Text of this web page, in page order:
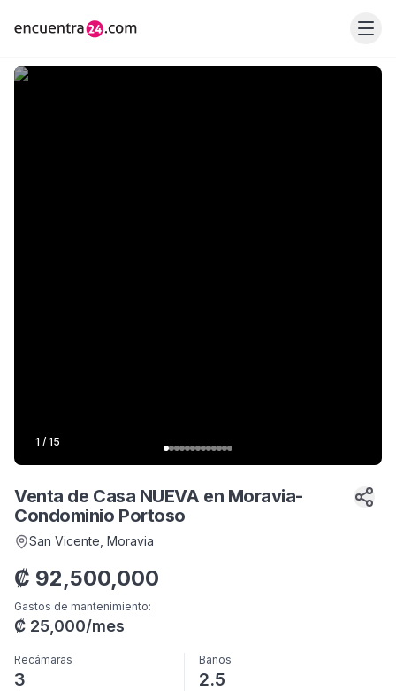
1 / 15
Venta de Casa NUEVA en Moravia-
Condominio Portoso
San Vicente , Moravia
₡ 92,500,000
Gastos de mantenimiento:
₡ 25,000/mes
Recámaras
3
Baños
2.5